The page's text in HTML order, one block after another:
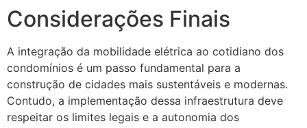
Considerações Finais
A integração da mobilidade elétrica ao cotidiano dos
condomínios é um passo fundamental para a
construção de cidades mais sustentáveis e modernas.
Contudo, a implementação dessa infraestrutura deve
respeitar os limites legais e a autonomia dos